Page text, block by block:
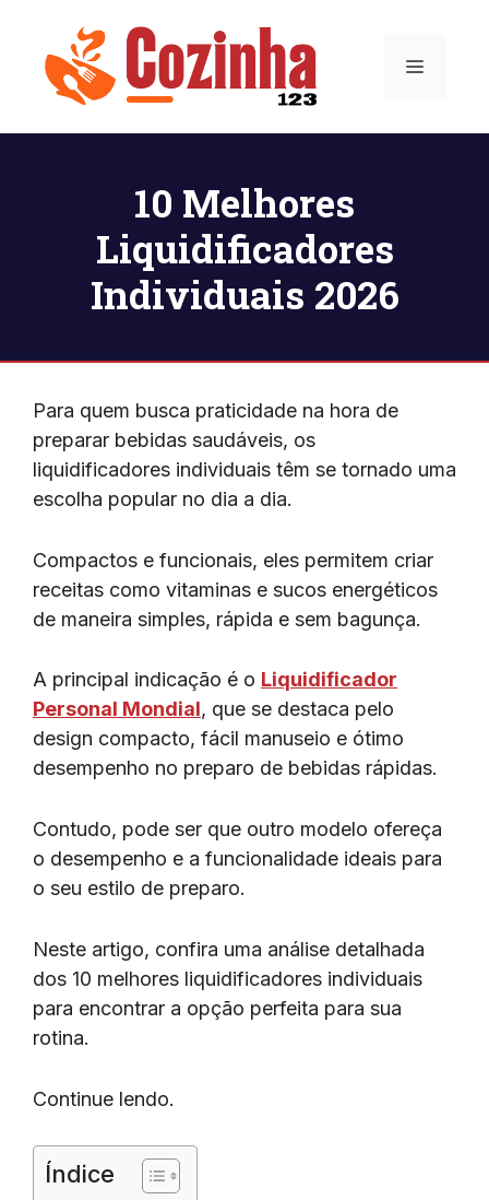
conteúdo
Menu
10 Melhores
Liquidificadores
Individuais 2026
Para quem busca praticidade na hora de
preparar bebidas saudáveis, os
liquidificadores individuais têm se tornado uma
escolha popular no dia a dia.
Compactos e funcionais, eles permitem criar
receitas como vitaminas e sucos energéticos
de maneira simples, rápida e sem bagunça.
A principal indicação é o Liquidificador
Personal Mondial, que se destaca pelo
design compacto, fácil manuseio e ótimo
desempenho no preparo de bebidas rápidas.
Contudo, pode ser que outro modelo ofereça
o desempenho e a funcionalidade ideais para
o seu estilo de preparo.
Neste artigo, confira uma análise detalhada
dos 10 melhores liquidificadores individuais
para encontrar a opção perfeita para sua
rotina.
Continue lendo.
Índice